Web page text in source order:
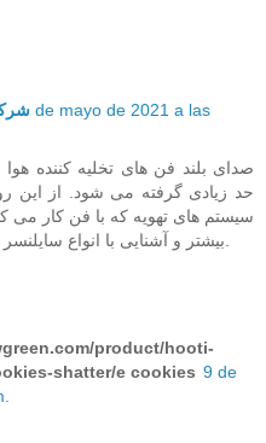
صدای بلند فن های تخلیه کننده
حد زیادی گرفته می شود. از این
سیستم های تهویه که با فن کار می
product/hooti-
shatter/e cookies 9 de